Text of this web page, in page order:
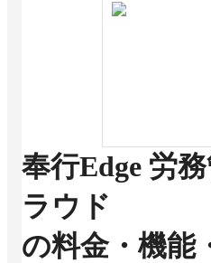
BOXILの使い方ガイド
奉行Edge 労
ラウド
の料金・機能